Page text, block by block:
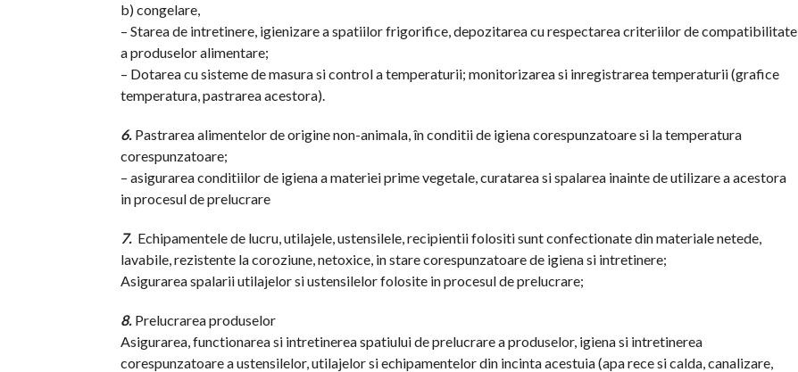
b) congelare,
– Starea de intretinere, igienizare a spatiilor frigorifice, depozitarea cu respectarea criteriilor de compatibilitate
a produselor alimentare;
– Dotarea cu sisteme de masura si control a temperaturii; monitorizarea si inregistrarea temperaturii (grafice
temperatura, pastrarea acestora).
6.Pastrarea alimentelor de origine non-animala, în conditii de igiena corespunzatoare si la temperatura
corespunzatoare;
– asigurarea conditiilor de igiena a materiei prime vegetale, curatarea si spalarea inainte de utilizare a acestora
in procesul de prelucrare
7. Echipamentele de lucru, utilajele, ustensilele, recipientii folositi sunt confectionate din materiale netede,
lavabile, rezistente la coroziune, netoxice, in stare corespunzatoare de igiena si intretinere;
Asigurarea spalarii utilajelor si ustensilelor folosite in procesul de prelucrare;
8.Prelucrarea produselor
Asigurarea, functionarea si intretinerea spatiului de prelucrare a produselor, igiena si intretinerea
corespunzatoare a ustensilelor, utilajelor si echipamentelor din incinta acestuia (apa rece si calda, canalizare,